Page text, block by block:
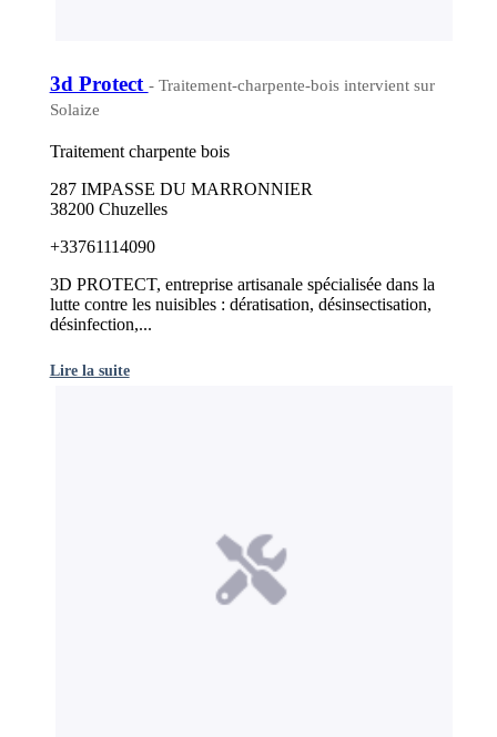
3d Protect - Traitement-charpente-bois intervient sur
Solaize
Traitement charpente bois
287 IMPASSE DU MARRONNIER
38200 Chuzelles
+33761114090
3D PROTECT, entreprise artisanale spécialisée dans la
lutte contre les nuisibles : dératisation, désinsectisation,
désinfection,...
Lire la suite